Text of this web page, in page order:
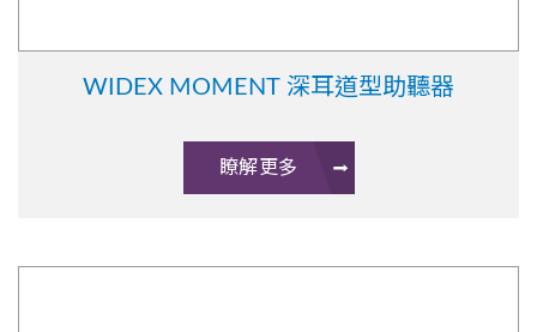
WIDEX MOMENT 深耳道型助聽器
瞭解更多